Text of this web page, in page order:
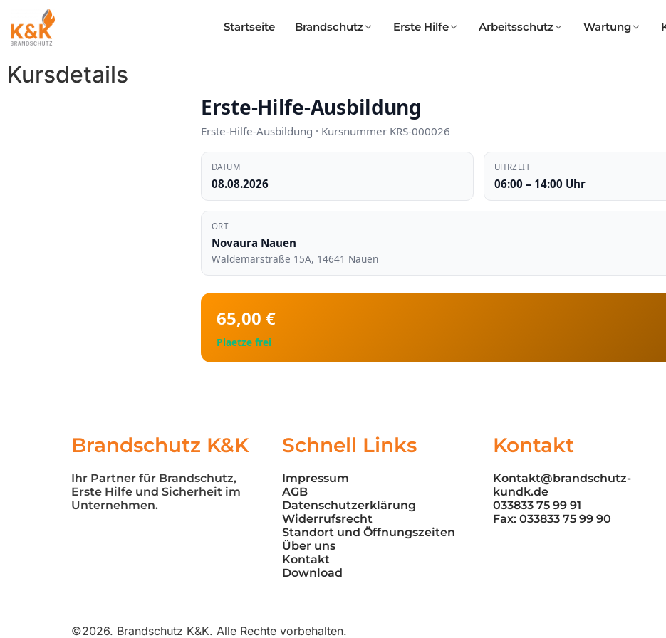
springen
Startseite Brandschutz Erste Hilfe Arbeitsschutz Wartung
Kursdetails
Erste-Hilfe-Ausbildung
Erste-Hilfe-Ausbildung · Kursnummer KRS-000026
DATUM
08.08.2026
UHRZEIT
06:00 – 14:00 Uhr
ORT
Novaura Nauen
Waldemarstraße 15A, 14641 Nauen
65,00 €
Plaetze frei
Brandschutz K&K
Ihr Partner für Brandschutz,
Erste Hilfe und Sicherheit im
Unternehmen.
Schnell Links
Impressum
AGB
Datenschutzerklärung
Widerrufsrecht
Standort und Öffnungszeiten
Über uns
Kontakt
Download
Kontakt
Kontakt@brandschutz-
kundk.de
033833 75 99 91
Fax: 033833 75 99 90
©2026. Brandschutz K&K. Alle Rechte vorbehalten.